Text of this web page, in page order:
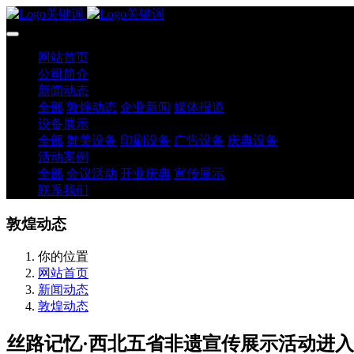
网站首页
公司简介
新闻动态
全部 敦煌动态 企业新闻 媒体报道
设备展示
全部 舞美设备 印刷设备 广告设备 庆典设备
活动案例
全部 会议活动 开业庆典 宣传展示
联系我们
敦煌动态
你的位置
网站首页
新闻动态
敦煌动态
丝路记忆·西北五省非遗宣传展示活动进